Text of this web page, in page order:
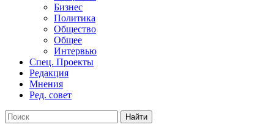
Бизнес
Политика
Общество
Общее
Интервью
Спец. Проекты
Редакция
Мнения
Ред. совет